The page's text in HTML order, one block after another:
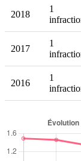
2018
1
2017
1
2016
1